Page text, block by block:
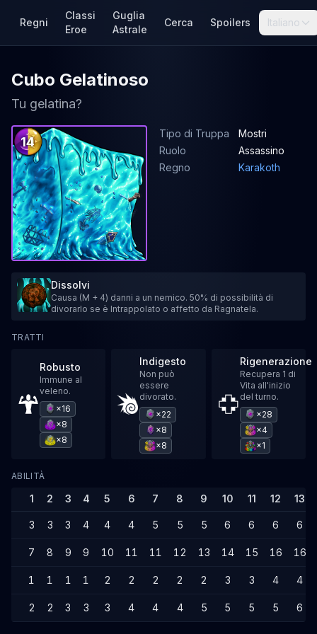
Regni
Classi
Eroe
Guglia
Astrale
Cerca Spoilers Italiano
Cubo Gelatinoso
Tu gelatina?
14
Tipo di Truppa
Mostri
Ruolo
Assassino
Regno
Karakoth
Dissolvi
Causa (M + 4) danni a un nemico. 50% di possibilità di
divorarlo se è Intrappolato o affetto da Ragnatela.
TRATTI
Robusto
Immune al
veleno.
×16
×8
×8
Indigesto
Non può
essere
divorato.
×22
×8
×8
Rigenerazione
Recupera 1 di
Vita all'inizio
del turno.
×28
×4
×1
ABILITÀ
1 2 3 4 5 6 7 8 9 10 11 12 13
3 3 3 4 4 4 5 5 5 6 6 6 6
7 8 9 9 10 11 11 12 13 14 15 16 16
1 1 1 1 2 2 2 2 2 3 3 4 4
2 2 3 3 3 4 4 4 5 5 5 5 6